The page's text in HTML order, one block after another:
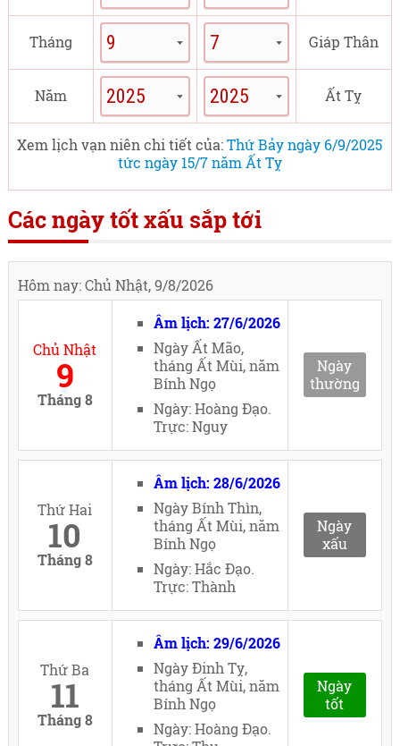
Tháng Giáp Thân
Năm Ất Tỵ
Xem lịch vạn niên chi tiết của:Thứ Bảy ngày 6/9/2025
tức ngày 15/7 năm Ất Tỵ
Các ngày tốt xấu sắp tới
Hôm nay: Chủ Nhật, 9/8/2026
Chủ Nhật
9
Tháng 8
Âm lịch: 27/6/2026
Ngày Ất Mão,
tháng Ất Mùi, năm
Bính Ngọ
Ngày: Hoàng Đạo.
Trực: Nguy
Ngày
thường
Thứ Hai
10
Tháng 8
Âm lịch: 28/6/2026
Ngày Bính Thìn,
tháng Ất Mùi, năm
Bính Ngọ
Ngày: Hắc Đạo.
Trực: Thành
Ngày
xấu
Thứ Ba
11
Tháng 8
Âm lịch: 29/6/2026
Ngày Đinh Tỵ,
tháng Ất Mùi, năm
Bính Ngọ
Ngày: Hoàng Đạo.
Ngày
tốt